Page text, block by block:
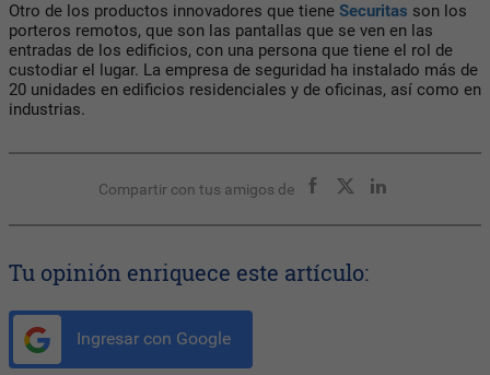
Otro de los productos innovadores que tiene Securitas son los
porteros remotos, que son las pantallas que se ven en las
entradas de los edificios, con una persona que tiene el rol de
custodiar el lugar. La empresa de seguridad ha instalado más de
20 unidades en edificios residenciales y de oficinas, así como en
industrias.
Compartir con tus amigos de
Tu opinión enriquece este artículo:
Ingresar con Google